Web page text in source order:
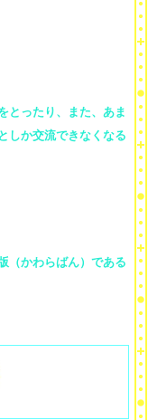
とったり、また、あま
しか交流できなくなる
（かわらばん）である